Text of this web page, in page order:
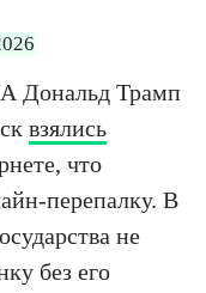
Дональд Трамп
взялись
что
перепалку. В
не
без его